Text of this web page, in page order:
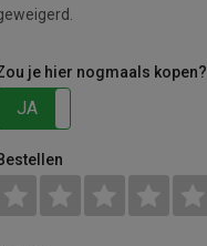
je hier nogmaals kopen?
JA